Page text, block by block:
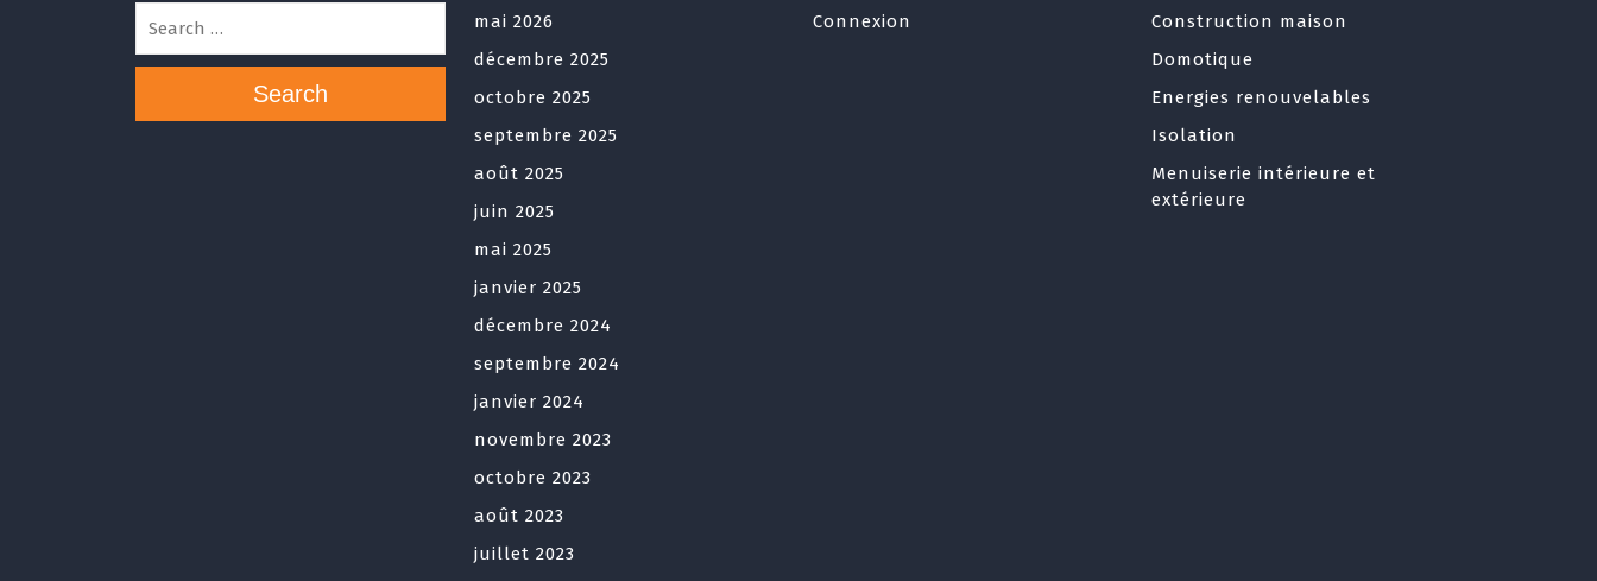
Search
mai 2026
décembre 2025
octobre 2025
septembre 2025
août 2025
juin 2025
mai 2025
janvier 2025
décembre 2024
septembre 2024
janvier 2024
novembre 2023
octobre 2023
août 2023
juillet 2023
Connexion
Construction maison
Domotique
Energies renouvelables
Isolation
Menuiserie intérieure et
extérieure